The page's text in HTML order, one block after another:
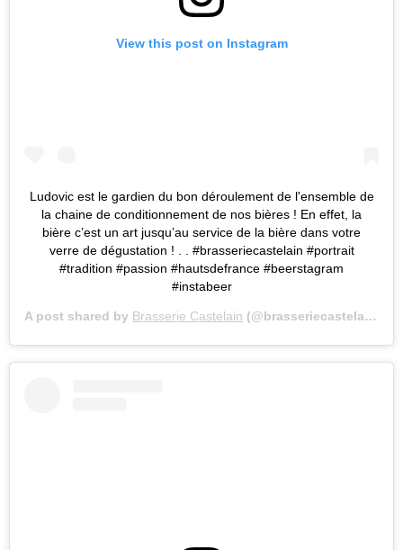
View this post on Instagram
Ludovic est le gardien du bon déroulement de l'ensemble de
la chaine de conditionnement de nos bières ! En effet, la
bière c’est un art jusqu’au service de la bière dans votre
verre de dégustation ! . . #brasseriecastelain #portrait
#tradition #passion #hautsdefrance #beerstagram
#instabeer
A post shared by Brasserie Castelain (@brasseriecastelain) on